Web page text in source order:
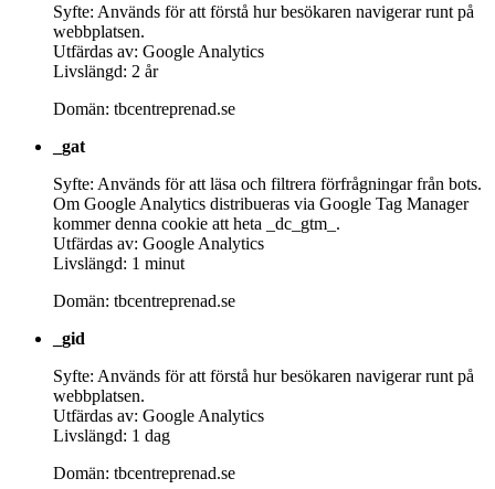
Syfte: Används för att förstå hur besökaren navigerar runt på
webbplatsen.
Utfärdas av: Google Analytics
Livslängd: 2 år
Domän: tbcentreprenad.se
_gat
Syfte: Används för att läsa och filtrera förfrågningar från bots.
Om Google Analytics distribueras via Google Tag Manager
kommer denna cookie att heta _dc_gtm_.
Utfärdas av: Google Analytics
Livslängd: 1 minut
Domän: tbcentreprenad.se
_gid
Syfte: Används för att förstå hur besökaren navigerar runt på
webbplatsen.
Utfärdas av: Google Analytics
Livslängd: 1 dag
Domän: tbcentreprenad.se